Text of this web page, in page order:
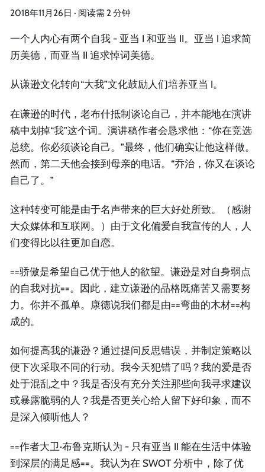
2018年11月26日 · 阅读需 2 分钟
一个人内心有两个自我 - 亚当 I 和亚当 II。亚当 I 追求简
历美德，而亚当 II 追求悼词美德。
从谦逊文化转向“大我”文化鼓励人们培养亚当 I。
在谦逊的时代，老布什抵制谈论自己，并本能地在演讲
稿中划掉“我”这个词。演讲稿作者会恳求他：“你在竞选
总统。你必须谈论自己。”最终，他们确实让他这样做。
然而，第二天他会接到母亲的电话。“乔治，你又在谈论
自己了。”
这种转变可能是由于名声带来的巨大好处所致。（感谢
大众媒体和互联网。）由于文化偏爱自我宣传的人，人
们变得比以往更加自恋。
==骄傲是希望自己优于他人的欲望。谦逊是对自身弱点
的自我对抗==。因此，建立谦逊的品格既痛苦又需要努
力。你并不孤单。康德说我们都是由==弯曲的木材==构
成的。
如何提高我的谦逊？通过提问反思错误，并制定策略以
便下次采取不同的行动。我今天犯错了吗？我的爱是否
处于混乱之中？我是否没有充分关注那些向我寻求建议
或暴露脆弱的人？我是否更关心给人留下好印象，而不
是深入倾听他人？
==作者大卫·布鲁克斯认为 - 只有亚当 II 能在生活中体验
到深层的满足感==。我认为在 SWOT 分析中，除了优